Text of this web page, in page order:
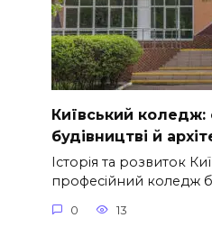
Київський коледж:
будівництві й
Історія та розвиток
професійний коледж
0 13